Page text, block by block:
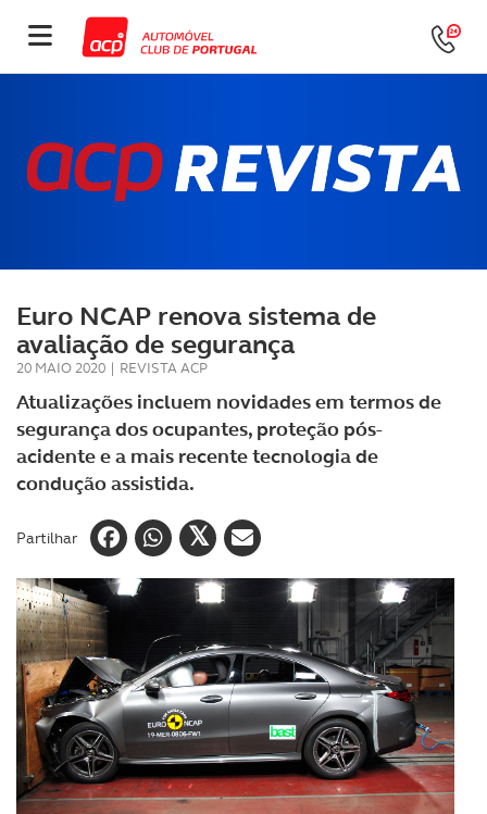
Euro NCAP renova sistema de
avaliação de segurança
20 MAIO 2020 | REVISTA ACP
Atualizações incluem novidades em termos de
segurança dos ocupantes, proteção pós-
acidente e a mais recente tecnologia de
condução assistida.
Partilhar